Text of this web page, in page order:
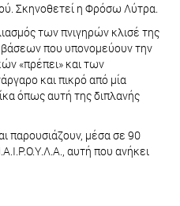
Σκηνοθετεί η Φρόσω Λύτρα.
των πνιγηρών κλισέ της
που υπονομεύουν την
«πρέπει» και των
και πικρό από μία
όπως αυτή της διπλανής
παρουσιάζουν, μέσα σε 90
αυτή που ανήκει